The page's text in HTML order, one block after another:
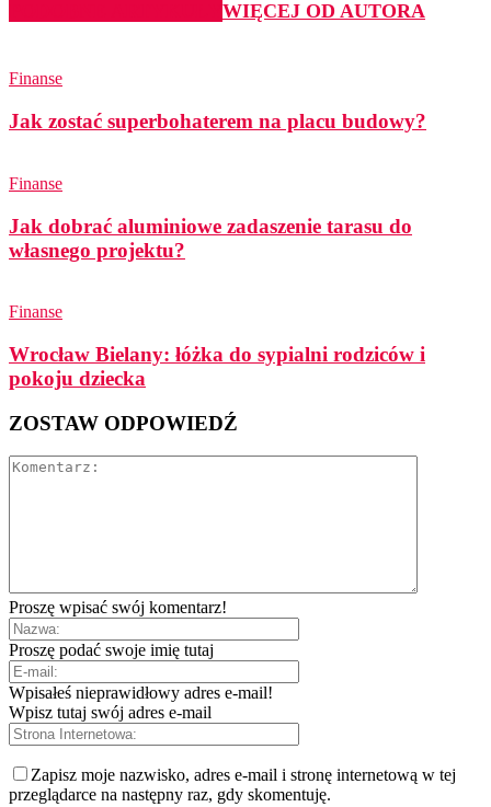
WIĘCEJ OD AUTORA
Finanse
Jak zostać superbohaterem na placu budowy?
Finanse
Jak dobrać aluminiowe zadaszenie tarasu do
własnego projektu?
Finanse
Wrocław Bielany: łóżka do sypialni rodziców i
pokoju dziecka
ZOSTAW ODPOWIEDŹ
Proszę wpisać swój komentarz!
Proszę podać swoje imię tutaj
Wpisałeś nieprawidłowy adres e-mail!
Wpisz tutaj swój adres e-mail
Zapisz moje nazwisko, adres e-mail i stronę internetową w tej
przeglądarce na następny raz, gdy skomentuję.